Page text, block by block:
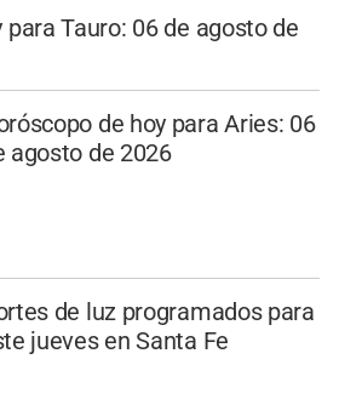
Tauro: 06 de agosto de
de hoy para Aries: 06
agosto de 2026
de luz programados para
jueves en Santa Fe